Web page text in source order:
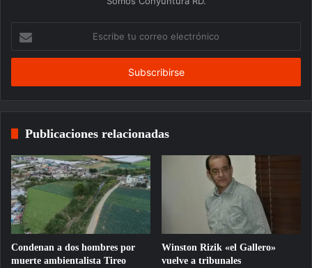
correo
Publicaciones relacionadas
Condenan a dos hombres por
muerte ambientalista Tireo
Winston Rizik «el Gallero»
vuelve a tribunales